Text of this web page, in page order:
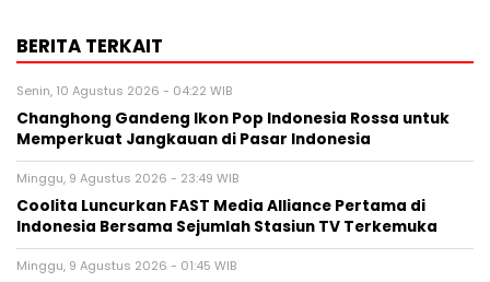
BERITA TERKAIT
Senin, 10 Agustus 2026 - 04:22 WIB
Changhong Gandeng Ikon Pop Indonesia Rossa untuk
Memperkuat Jangkauan di Pasar Indonesia
Minggu, 9 Agustus 2026 - 23:49 WIB
Coolita Luncurkan FAST Media Alliance Pertama di
Indonesia Bersama Sejumlah Stasiun TV Terkemuka
Minggu, 9 Agustus 2026 - 01:45 WIB